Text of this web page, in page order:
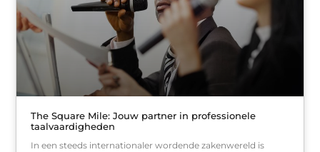
The Square Mile: Jouw partner in professionele
taalvaardigheden
In een steeds internationaler wordende zakenwereld is